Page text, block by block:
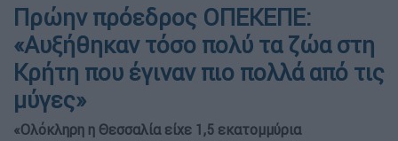
Πρώην πρόεδρος ΟΠΕΚΕΠΕ:
«Αυξήθηκαν τόσο πολύ τα ζώα στη
Κρήτη που έγιναν πιο πολλά από τις
μύγες»
«Ολόκληρη η Θεσσαλία είχε 1,5 εκατομμύρια